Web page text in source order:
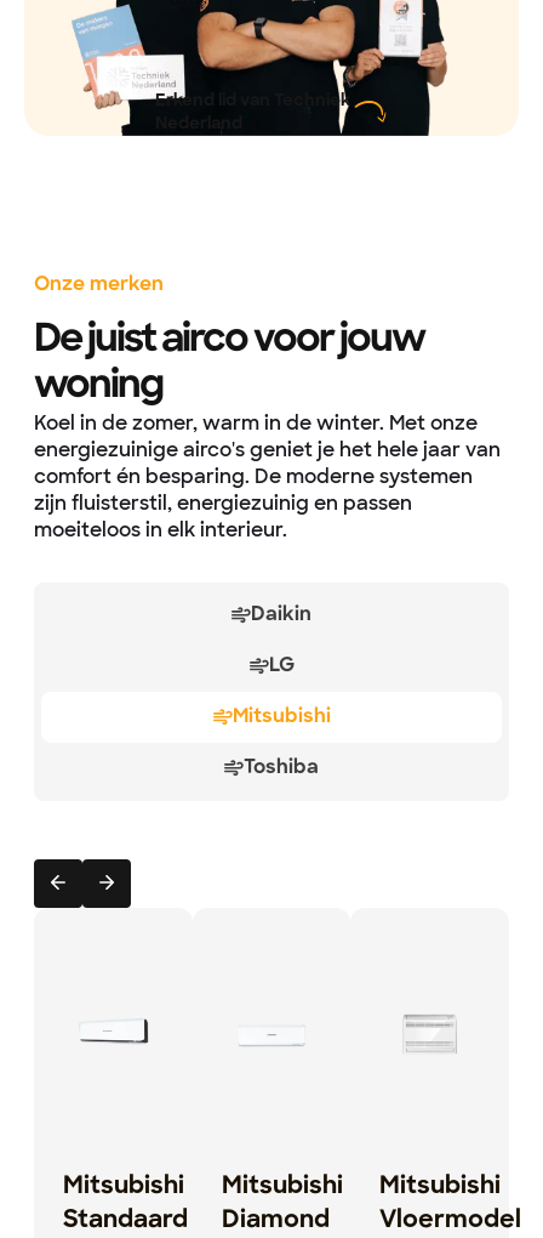
Erkend lid van Techniek
Onze merken
De juist airco voor jouw
woning
Koel in de zomer, warm in de winter. Met onze
energiezuinige airco's geniet je het hele jaar van
comfort én besparing. De moderne systemen
zijn fluisterstil, energiezuinig en passen
moeiteloos in elk interieur.
Daikin
LG
Mitsubishi
Toshiba
Mitsubishi
Standaard
Mitsubishi
Diamond
Mitsubishi
Vloermodel